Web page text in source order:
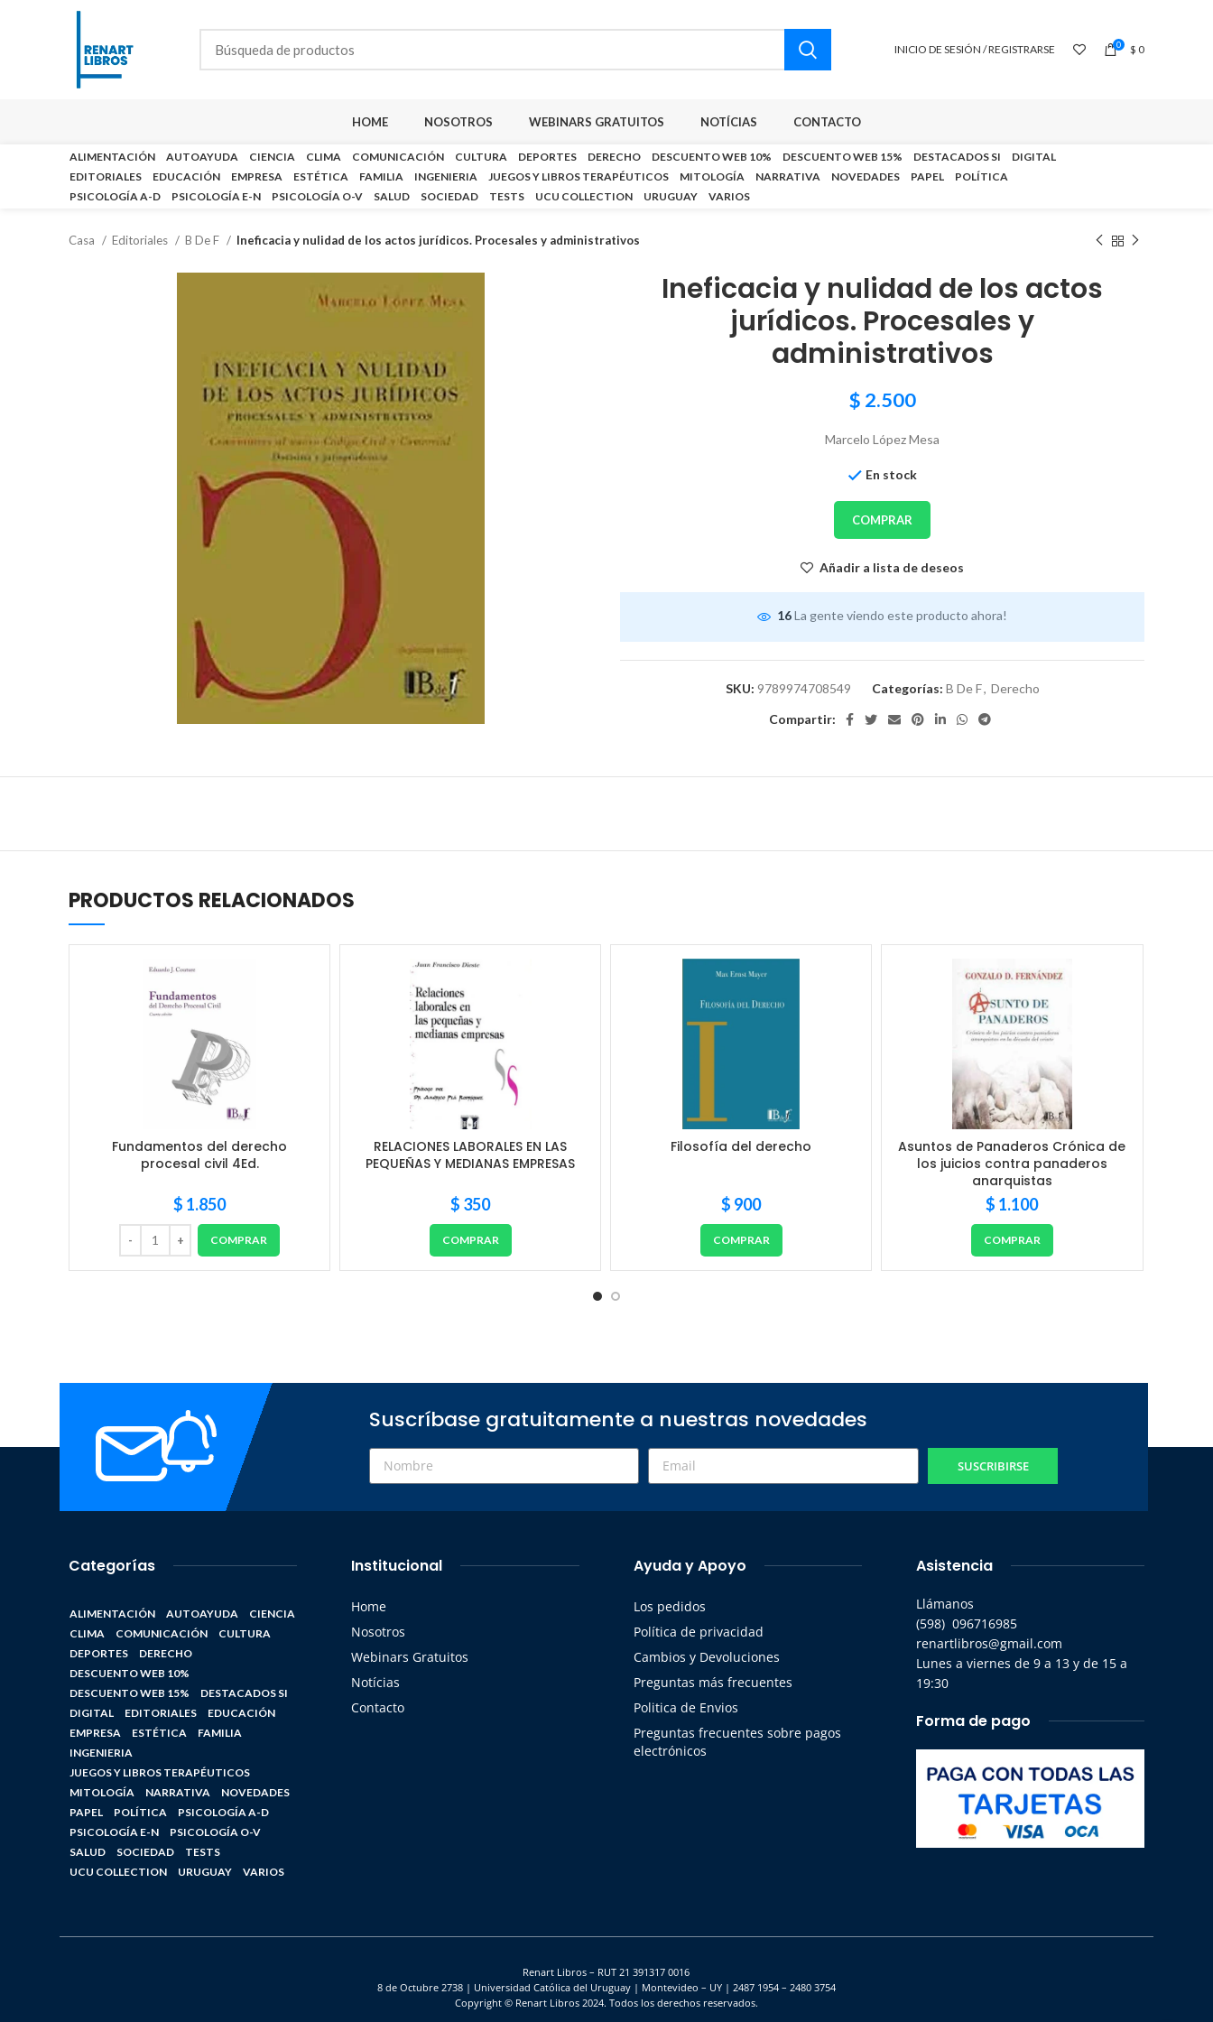
INICIO DE SESIÓN / REGISTRARSE 0 $ 0
HOME NOSOTROS WEBINARS GRATUITOS NOTÍCIAS CONTACTO
ALIMENTACIÓN AUTOAYUDA CIENCIA CLIMA COMUNICACIÓN CULTURA DEPORTES DERECHO DESCUENTO WEB 10% DESCUENTO WEB 15% DESTACADOS SI
DIGITAL
EDITORIALES
EDUCACIÓN EMPRESA ESTÉTICA FAMILIA INGENIERIA JUEGOS Y LIBROS TERAPÉUTICOS MITOLOGÍA NARRATIVA NOVEDADES PAPEL
POLÍTICA
PSICOLOGÍA A-D
PSICOLOGÍA E-N PSICOLOGÍA O-V SALUD SOCIEDAD TESTS UCU COLLECTION URUGUAY VARIOS
Casa Editoriales B De F Ineficacia y nulidad de los actos jurídicos. Procesales y administrativos
Ineficacia y nulidad de los actos
jurídicos. Procesales y
administrativos
$ 2.500
Marcelo López Mesa
En stock
COMPRAR
Añadir a lista de deseos
16La gente viendo este producto ahora!
SKU: 9789974708549 Categorías: B De F, Derecho
Compartir:
PRODUCTOS RELACIONADOS
Fundamentos del derecho
procesal civil 4Ed.
$ 1.850
COMPRAR
RELACIONES LABORALES EN LAS
PEQUEÑAS Y MEDIANAS EMPRESAS
$ 350
COMPRAR
Filosofía del derecho
$ 900
COMPRAR
Asuntos de Panaderos Crónica de
los juicios contra panaderos
anarquistas
$ 1.100
COMPRAR
Suscríbase gratuitamente a nuestras novedades
SUSCRIBIRSE
Categorías
ALIMENTACIÓN AUTOAYUDA
CIENCIA
CLIMA
COMUNICACIÓN
CULTURA
DEPORTES
DERECHO
DESCUENTO WEB 10%
DESCUENTO WEB 15%
DESTACADOS SI
DIGITAL
EDITORIALES
EDUCACIÓN
EMPRESA
ESTÉTICA
FAMILIA
INGENIERIA
JUEGOS Y LIBROS TERAPÉUTICOS
MITOLOGÍA
NARRATIVA
NOVEDADES
PAPEL
POLÍTICA
PSICOLOGÍA A-D
PSICOLOGÍA E-N
PSICOLOGÍA O-V
SALUD
SOCIEDAD
TESTS
UCU COLLECTION
URUGUAY VARIOS
Institucional
Home
Nosotros
Webinars Gratuitos
Notícias
Contacto
Ayuda y Apoyo
Los pedidos
Política de privacidad
Cambios y Devoluciones
Preguntas más frecuentes
Politica de Envios
Preguntas frecuentes sobre pagos
electrónicos
Asistencia
Llámanos
(598) 096716985
renartlibros@gmail.com
Lunes a viernes de 9 a 13 y de 15 a
19:30
Forma de pago
Renart Libros – RUT 21 391317 0016
8 de Octubre 2738 | Universidad Católica del Uruguay | Montevideo – UY | 2487 1954 – 2480 3754
Copyright © Renart Libros 2024. Todos los derechos reservados.